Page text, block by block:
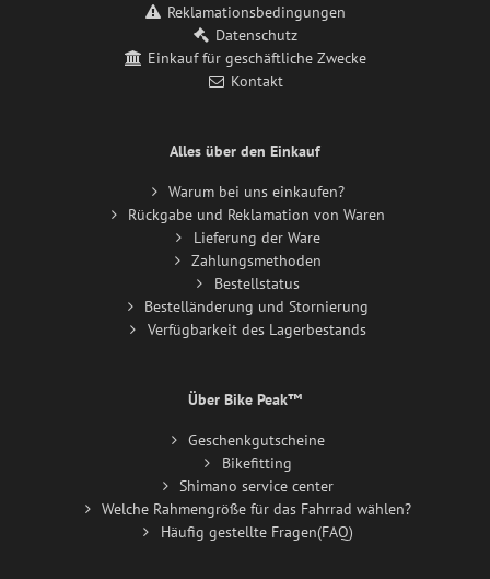
Reklamationsbedingungen
Datenschutz
Einkauf für geschäftliche Zwecke
Kontakt
Alles über den Einkauf
Warum bei uns einkaufen?
Rückgabe und Reklamation von Waren
Lieferung der Ware
Zahlungsmethoden
Bestellstatus
Bestelländerung und Stornierung
Verfügbarkeit des Lagerbestands
Über Bike Peak™
Geschenkgutscheine
Bikefitting
Shimano service center
Welche Rahmengröße für das Fahrrad wählen?
Häufig gestellte Fragen(FAQ)